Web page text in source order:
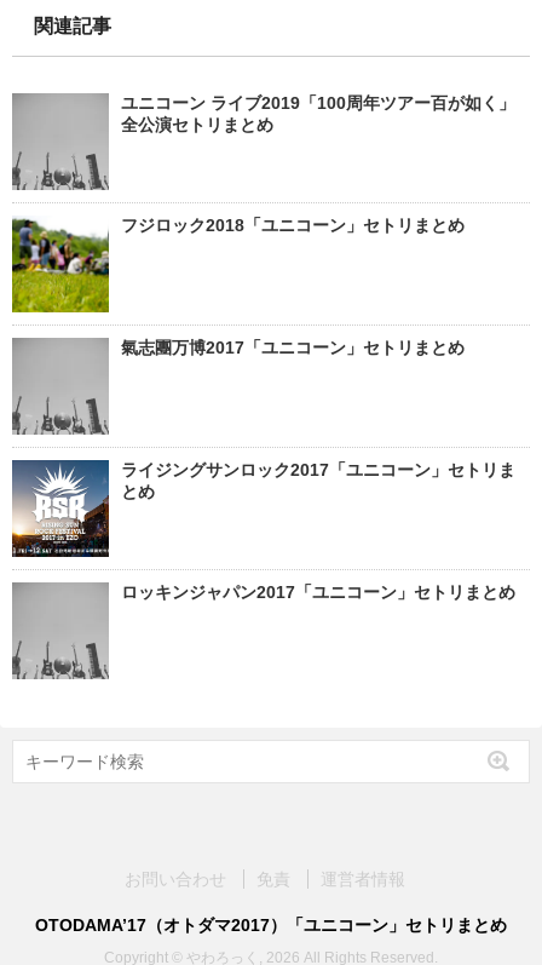
関連記事
ユニコーン ライブ2019「100周年ツアー百が如く」
全公演セトリまとめ
フジロック2018「ユニコーン」セトリまとめ
氣志團万博2017「ユニコーン」セトリまとめ
ライジングサンロック2017「ユニコーン」セトリま
とめ
ロッキンジャパン2017「ユニコーン」セトリまとめ
お問い合わせ 免責 運営者情報
OTODAMA’17（オトダマ2017）「ユニコーン」セトリまとめ
Copyright © やわろっく, 2026 All Rights Reserved.